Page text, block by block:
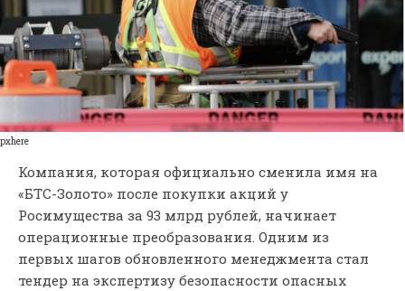
pxhere
Компания, которая официально сменила имя на
«БТС-Золото» после покупки акций у
Росимущества за 93 млрд рублей, начинает
операционные преобразования. Одним из
первых шагов обновленного менеджмента стал
тендер на экспертизу безопасности опасных